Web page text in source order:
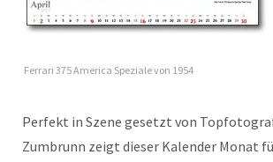
Ferrari 375 America Speziale von 1954
Perfekt in Szene gesetzt von
Zumbrunn zeigt dieser Kalender Monat